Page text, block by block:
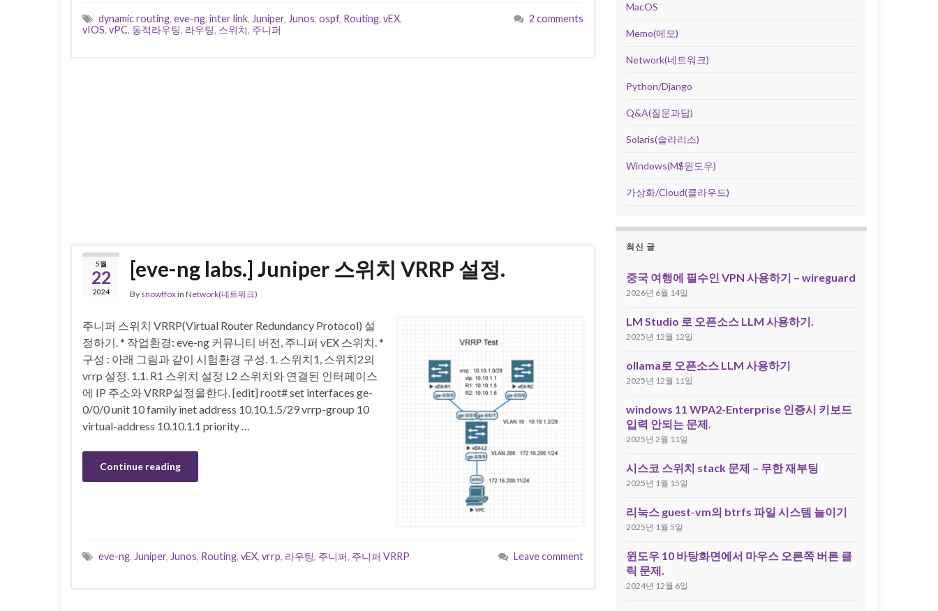
dynamic routing, eve-ng, inter link, Juniper, Junos, ospf, Routing, vEX,
vIOS, vPC, 동적라우팅, 라우팅, 스위치, 주니퍼
2 comments
5월
22
2024
[eve-ng labs.] Juniper 스위치 VRRP 설정.
By snowffoxin Network(네트워크)
주니퍼 스위치 VRRP(Virtual Router Redundancy Protocol) 설
정하기. * 작업환경: eve-ng 커뮤니티 버전, 주니퍼 vEX 스위치. *
구성 : 아래 그림과 같이 시험환경 구성. 1. 스위치1, 스위치2의
vrrp 설정. 1.1. R1 스위치 설정 L2 스위치와 연결된 인터페이스
에 IP 주소와 VRRP설정을한다. [edit] root# set interfaces ge-
0/0/0 unit 10 family inet address 10.10.1.5/29 vrrp-group 10
virtual-address 10.10.1.1 priority …
Continue reading
eve-ng, Juniper, Junos, Routing, vEX, vrrp, 라우팅, 주니퍼, 주니퍼 VRRP Leave comment
MacOS
Memo(메모)
Network(네트워크)
Python/Django
Q&A(질문과답)
Solaris(솔라리스)
Windows(M$윈도우)
가상화/Cloud(클라우드)
최신 글
중국 여행에 필수인 VPN 사용하기 – wireguard
2026년 6월 14일
LM Studio 로 오픈소스 LLM 사용하기.
2025년 12월 12일
ollama로 오픈소스 LLM 사용하기
2025년 12월 11일
windows 11 WPA2-Enterprise 인증시 키보드
입력 안되는 문제.
2025년 2월 11일
시스코 스위치 stack 문제 – 무한 재부팅
2025년 1월 15일
리눅스 guest-vm의 btrfs 파일 시스템 늘이기
2025년 1월 5일
윈도우 10 바탕화면에서 마우스 오른쪽 버튼 클
릭 문제.
2024년 12월 6일